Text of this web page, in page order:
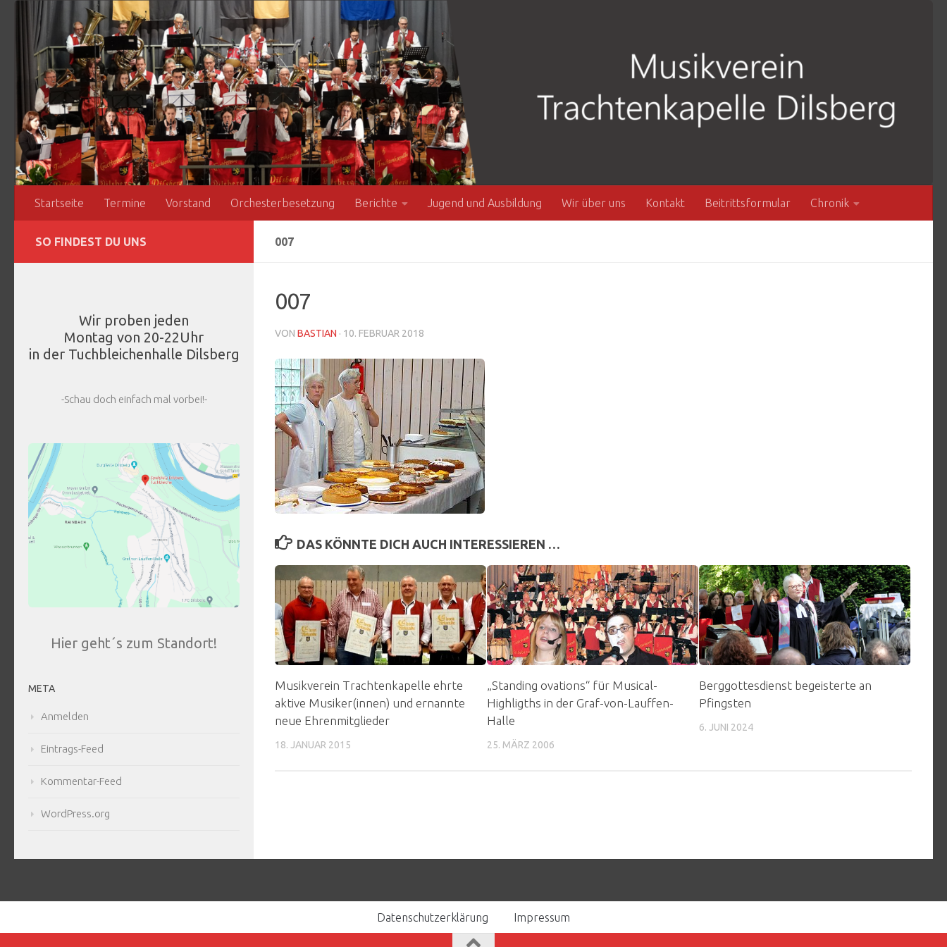
Zum Inhalt springen
Startseite Termine Vorstand Orchesterbesetzung Berichte Jugend und Ausbildung Wir über uns Kontakt Beitrittsformular Chronik
007
007
VON BASTIAN · 10. FEBRUAR 2018
DAS KÖNNTE DICH AUCH INTERESSIEREN …
Musikverein Trachtenkapelle ehrte
aktive Musiker(innen) und ernannte
neue Ehrenmitglieder
18. JANUAR 2015
„Standing ovations“ für Musical-
Highligths in der Graf-von-Lauffen-
Halle
25. MÄRZ 2006
Berggottesdienst begeisterte an
Pfingsten
6. JUNI 2024
SO FINDEST DU UNS
Wir proben jeden
Montag von 20-22Uhr
in der Tuchbleichenhalle Dilsberg
-Schau doch einfach mal vorbei!-
Hier geht´s zum Standort!
META
Anmelden
Eintrags-Feed
Kommentar-Feed
WordPress.org
Datenschutzerklärung Impressum